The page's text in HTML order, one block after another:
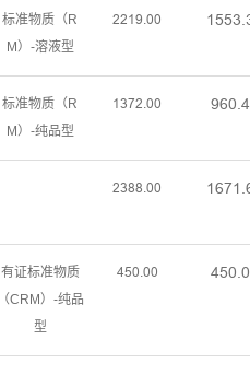
标准物质（R
M）-溶液型
ſſǝůŤřř
标准物质（R
M）-纯品型
ǝŁƚſŤřř
ſŁȬȬŤřř
有证标准物质
（CRM）-纯品
型
ȂœřŤřř